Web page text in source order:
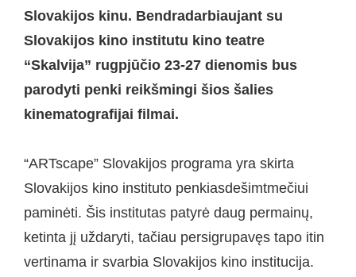
Slovakijos kinu. Bendradarbiaujant su
Slovakijos kino institutu kino teatre
“Skalvija” rugpjūčio 23-27 dienomis bus
parodyti penki reikšmingi šios šalies
kinematografijai filmai.
“ARTscape” Slovakijos programa yra skirta
Slovakijos kino instituto penkiasdešimtmečiui
paminėti. Šis institutas patyrė daug permainų,
ketinta jį uždaryti, tačiau persigrupavęs tapo itin
vertinama ir svarbia Slovakijos kino institucija.